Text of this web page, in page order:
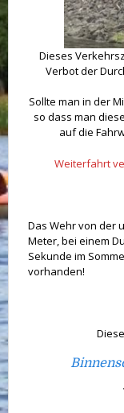
Dieses
Verbot der
Sollte man in der
so dass man
auf die
Weiterfahrt
Das Wehr von der
Meter, bei einem
Sekunde im
vorhanden!